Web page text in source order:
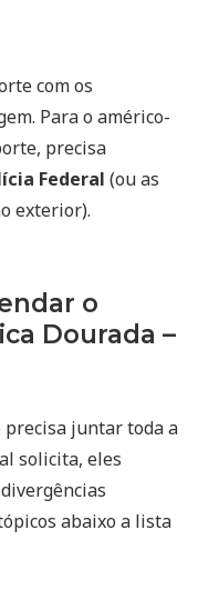
com os
Para o américo-
precisa
Federal (ou as
exterior).
o
Dourada –
precisa juntar toda a
solicita, eles
abaixo a lista